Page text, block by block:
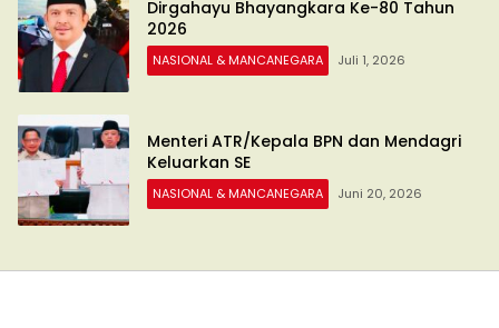
Dirgahayu Bhayangkara Ke-80 Tahun
2026
NASIONAL & MANCANEGARA Juli 1, 2026
Menteri ATR/Kepala BPN dan Mendagri
Keluarkan SE
NASIONAL & MANCANEGARA Juni 20, 2026